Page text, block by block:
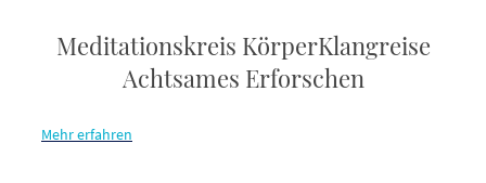
Meditationskreis KörperKlangreise
Achtsames Erforschen
Mehr erfahren